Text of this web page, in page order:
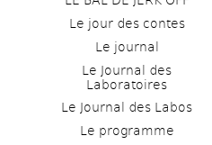
Le jour des contes
Le journal
Le Journal des
Laboratoires
Le Journal des Labos
Le programme